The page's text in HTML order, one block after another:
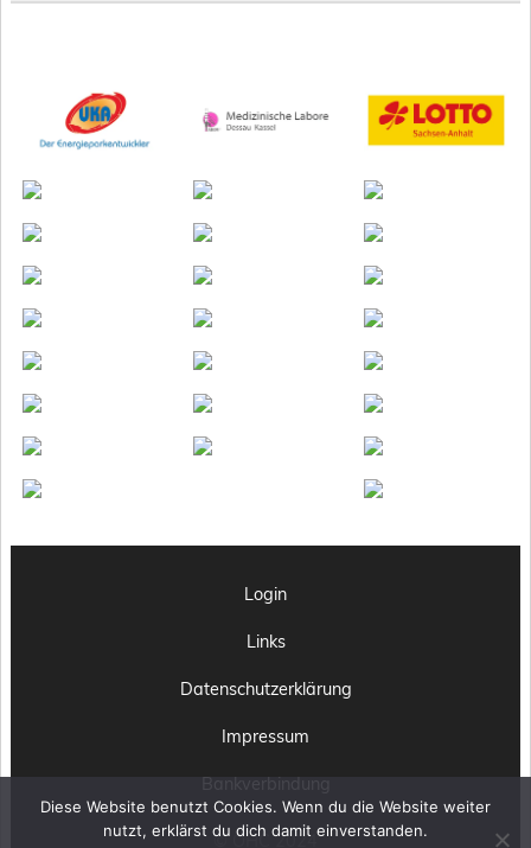
Login
Links
Datenschutzerklärung
Impressum
Bankverbindung
© OHC 2024
Diese Website benutzt Cookies. Wenn du die Website weiter
nutzt, erklärst du dich damit einverstanden.